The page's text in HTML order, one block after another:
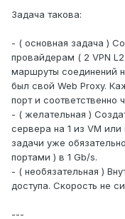
Задача такова:
- ( основная задача )
провайдерам ( 2 VPN
маршруты соединений
был свой Web Proxy.
порт и соответственно
- ( желательная )
сервера на 1 из VM
задачи уже
портами ) в 1 Gb/s.
- ( необязательная )
доступа. Скорость не
---